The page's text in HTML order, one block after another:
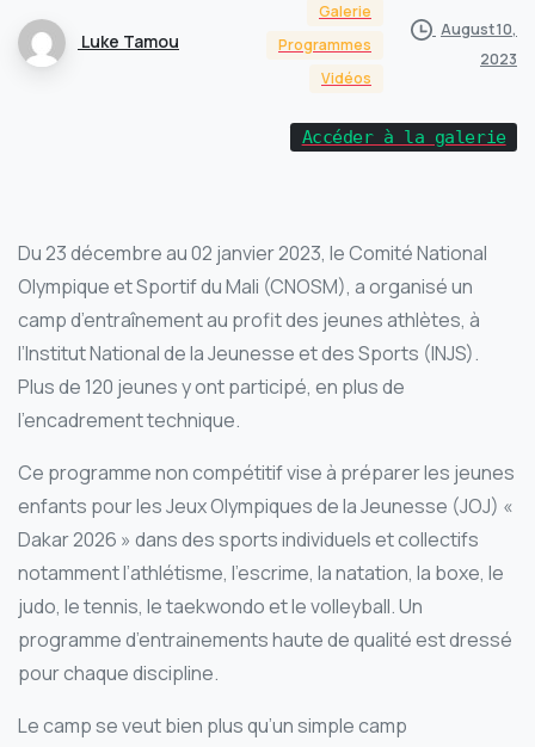
Luke Tamou
Galerie
Programmes
Vidéos
August 10,
2023
Accéder à la galerie
Du 23 décembre au 02 janvier 2023, le Comité National
Olympique et Sportif du Mali (CNOSM), a organisé un
camp d’entraînement au profit des jeunes athlètes, à
l’Institut National de la Jeunesse et des Sports (INJS).
Plus de 120 jeunes y ont participé, en plus de
l’encadrement technique.
Ce programme non compétitif vise à préparer les jeunes
enfants pour les Jeux Olympiques de la Jeunesse (JOJ) «
Dakar 2026 » dans des sports individuels et collectifs
notamment l’athlétisme, l’escrime, la natation, la boxe, le
judo, le tennis, le taekwondo et le volleyball. Un
programme d’entrainements haute de qualité est dressé
pour chaque discipline.
Le camp se veut bien plus qu’un simple camp